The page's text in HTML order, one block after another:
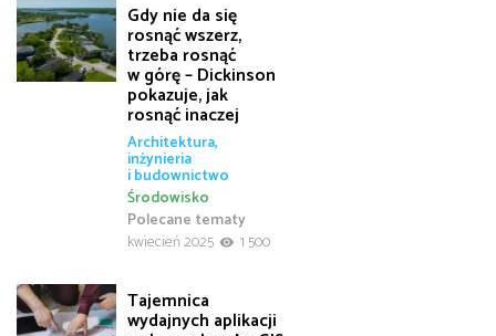
Gdy nie da się
rosnąć wszerz,
trzeba rosnąć
w górę – Dickinson
pokazuje, jak
rosnąć inaczej
Architektura,
inżynieria
i budownictwo
Polecane tematy
Środowisko
kwiecień 2025
1 500
Tajemnica
wydajnych aplikacji